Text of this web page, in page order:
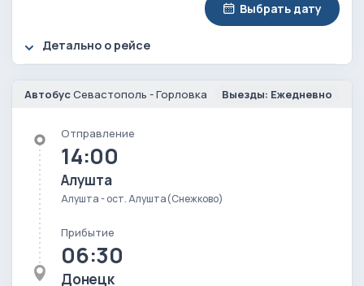
Выбрать дату
Детально о рейсе
АвтобусСевастополь - Горловка Выезды: Ежедневно
Отправление
14:00
Алушта
Алушта - ост. Алушта(Снежково)
Прибытие
06:30
Донецк